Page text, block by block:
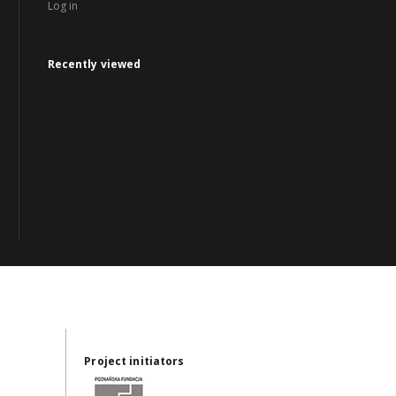
Log in
Recently viewed
Project initiators